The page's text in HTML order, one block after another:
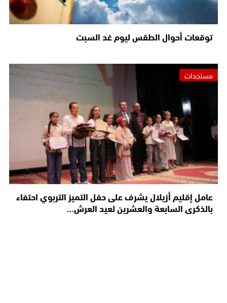
توقعات أحوال الطقس ليوم غد السبت
مستجدات
عامل إقليم أزيلال يشرف على حفل التميز التربوي احتفاء
بالذكرى السابعة والعشرين لعيد العرش…